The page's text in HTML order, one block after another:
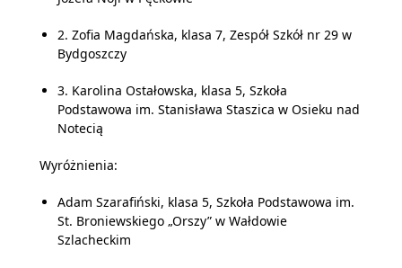
2. Zofia Magdańska, klasa 7, Zespół Szkół nr 29 w
Bydgoszczy
3. Karolina Ostałowska, klasa 5, Szkoła
Podstawowa im. Stanisława Staszica w Osieku nad
Notecią
Wyróżnienia:
Adam Szarafiński, klasa 5, Szkoła Podstawowa im.
St. Broniewskiego „Orszy” w Wałdowie
Szlacheckim